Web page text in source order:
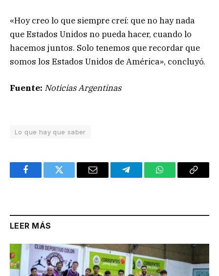
«Hoy creo lo que siempre creí: que no hay nada
que Estados Unidos no pueda hacer, cuando lo
hacemos juntos. Solo tenemos que recordar que
somos los Estados Unidos de América», concluyó.
Fuente: Noticias Argentinas
Lo que hay que saber
FacebookTwitter Email TelegramWhatsAppCopy
LEER MÁS